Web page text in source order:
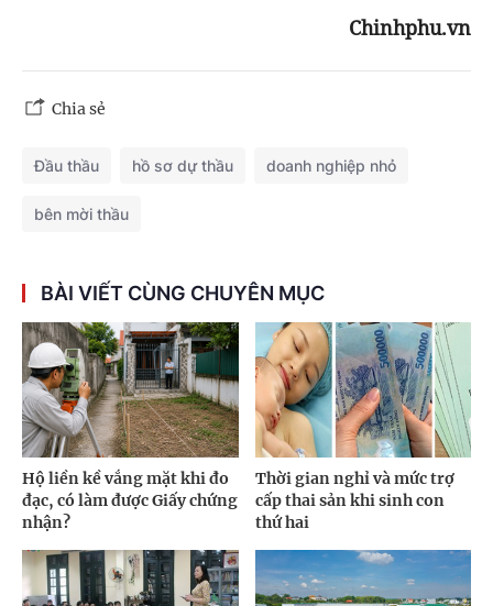
Chinhphu.vn
Chia sẻ
Đầu thầu hồ sơ dự thầu doanh nghiệp nhỏ
bên mời thầu
BÀI VIẾT CÙNG CHUYÊN MỤC
Hộ liền kề vắng mặt khi đo
đạc, có làm được Giấy chứng
nhận?
Thời gian nghỉ và mức trợ
cấp thai sản khi sinh con
thứ hai